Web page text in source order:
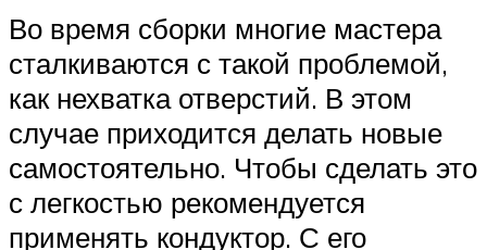
Во время сборки многие мастера
сталкиваются с такой проблемой,
как нехватка отверстий. В этом
случае приходится делать новые
самостоятельно. Чтобы сделать это
с легкостью рекомендуется
применять кондуктор. С его